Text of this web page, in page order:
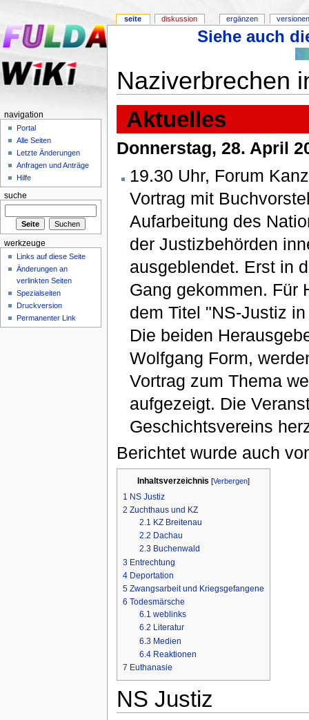
Siehe auch
Naziverbrechen
Aktuelles
Donnerstag, 28. April
19.30 Uhr, Forum
Vortrag mit
Aufarbeitung des
der Justizbehörden
ausgeblendet. Erst in
Gang gekommen. Für
dem Titel "NS-Justiz
Die beiden
Wolfgang Form,
Vortrag zum Thema
aufgezeigt. Die
Geschichtsvereins
Berichtet wurde auch
Inhaltsverzeichnis [Verbergen]
1 NS Justiz
2 Zuchthaus und KZ
2.1 KZ Breitenau
2.2 Dachau
2.3 Buchenwald
3 Entrechtung
4 Deportation
5 Zwangsarbeit und Kriegsgefangene
6 Todesmärsche
6.1 weblinks
6.2 Literatur
6.3 Medien
6.4 Reaktionen
7 Euthanasie
NS Justiz
seite diskussion ergänzen
navigation
Portal
Alle Seiten
Letzte Änderungen
Anfragen und Anträge
Hilfe
suche
werkzeuge
Links auf diese Seite
Änderungen an
verlinkten Seiten
Spezialseiten
Druckversion
Permanenter Link